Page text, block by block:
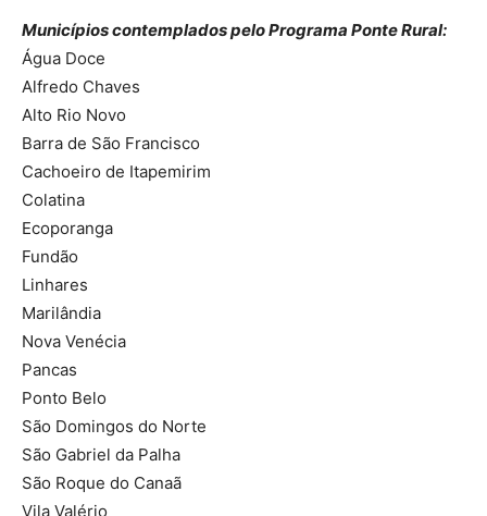
Municípios contemplados pelo Programa Ponte Rural:
Água Doce
Alfredo Chaves
Alto Rio Novo
Barra de São Francisco
Cachoeiro de Itapemirim
Colatina
Ecoporanga
Fundão
Linhares
Marilândia
Nova Venécia
Pancas
Ponto Belo
São Domingos do Norte
São Gabriel da Palha
São Roque do Canaã
Vila Valério